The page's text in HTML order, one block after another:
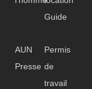
Guide
AUN
Presse
Permis
de
travail